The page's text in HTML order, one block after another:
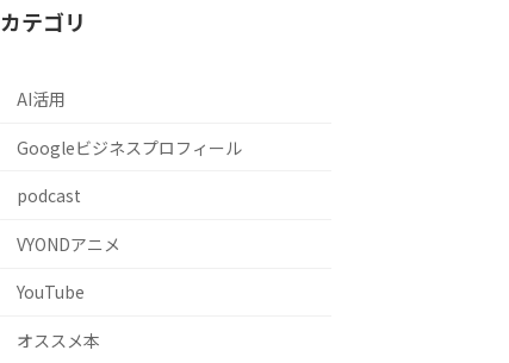
カテゴリ
AI活用
Googleビジネスプロフィール
podcast
VYONDアニメ
YouTube
オススメ本